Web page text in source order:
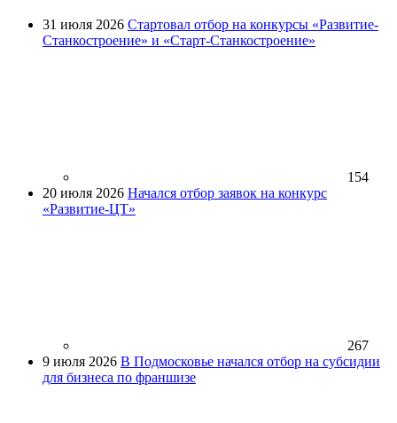
31 июля 2026 Стартовал отбор на конкурсы «Развитие-
Станкостроение» и «Старт-Станкостроение»
154
20 июля 2026 Начался отбор заявок на конкурс
«Развитие-ЦТ»
267
9 июля 2026 В Подмосковье начался отбор на субсидии
для бизнеса по франшизе